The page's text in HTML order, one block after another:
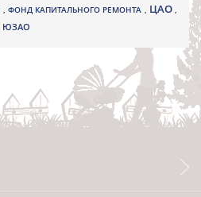
, ФОНД КАПИТАЛЬНОГО РЕМОНТА , ЦАО,
ЮЗАО